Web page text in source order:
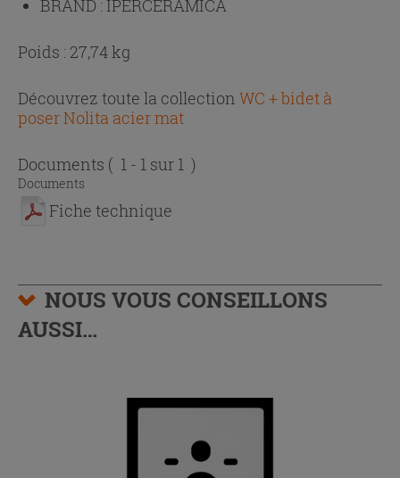
BRAND : IPERCERAMICA
Poids : 27,74 kg
Découvrez toute la collection WC + bidet à
poser Nolita acier mat
Documents ( 1 - 1 sur 1 )
Documents
Fiche technique
NOUS VOUS CONSEILLONS
AUSSI…